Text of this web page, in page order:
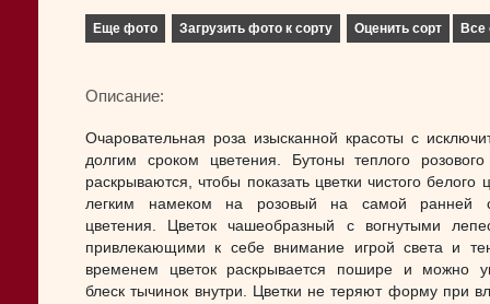
Еще фото Загрузить фото к сорту Оценить сорт Все
Описание:
Очаровательная роза изысканной красоты с
долгим сроком цветения. Бутоны теплого розового
раскрываются, чтобы показать цветки чистого белого
легким намеком на розовый на самой ранней
цветения. Цветок чашеобразный с вогнутыми
привлекающими к себе внимание игрой света и
временем цветок раскрывается пошире и можно
блеск тычинок внутри. Цветки не теряют форму при